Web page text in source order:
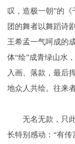
叹，造极一朝”的
团的舞者以舞蹈诗
王希孟一气呵成的
体“绘”成青绿山水
入画、落款，最后
地众人共绘。往来
无名无款，只此
长特别感动：“有传